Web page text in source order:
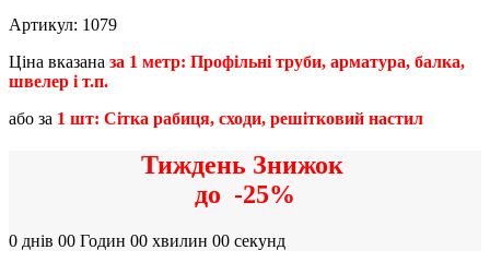
Артикул: 1079
Ціна вказана за 1 метр: Профільні труби, арматура, балка,
швелер і т.п.
або за 1 шт: Сітка рабиця, сходи, решітковий настил
Тиждень Знижок
до -25%
0 днів 00 Годин 00 хвилин 00 секунд